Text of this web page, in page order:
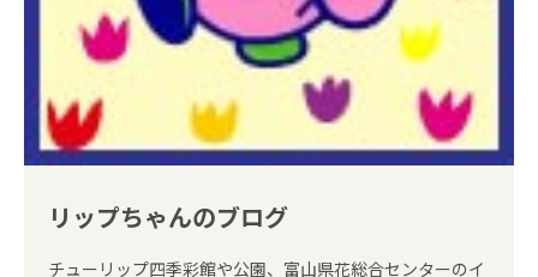
リップちゃんのブログ
チューリップ四季彩館や公園、富山県花総合センターのイ